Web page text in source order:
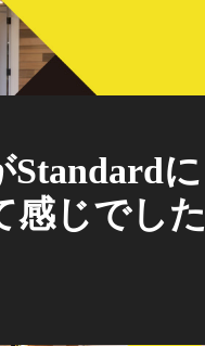
Standard
感じでした